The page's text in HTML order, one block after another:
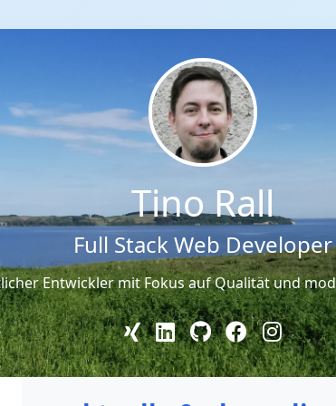
Tino Rall
Full Stack Web Developer
Entwickler mit Fokus auf Qualität und